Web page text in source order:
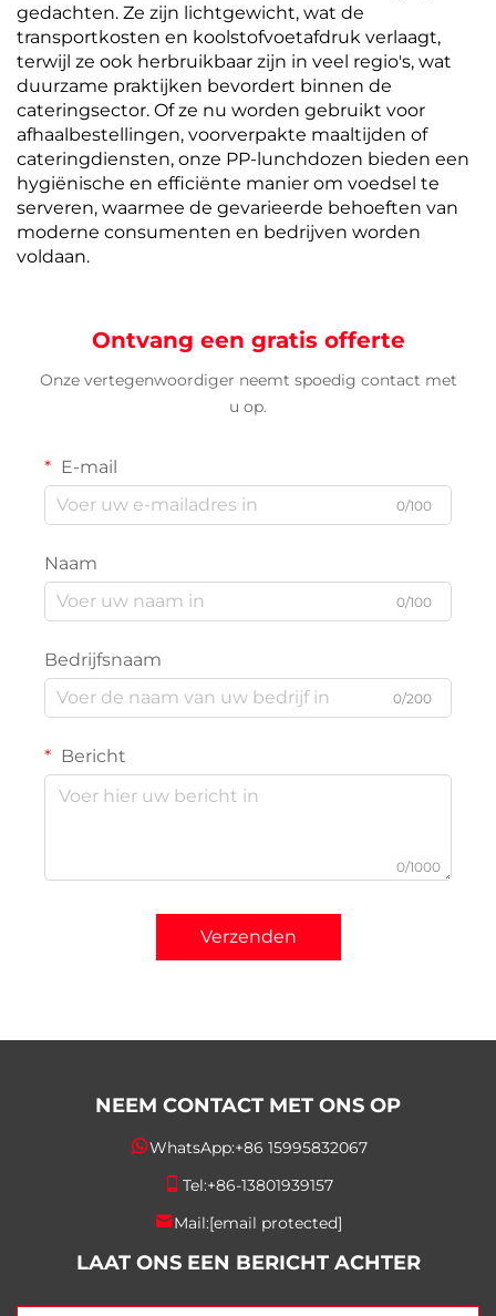
gedachten. Ze zijn lichtgewicht, wat de
transportkosten en koolstofvoetafdruk verlaagt,
terwijl ze ook herbruikbaar zijn in veel regio's, wat
duurzame praktijken bevordert binnen de
cateringsector. Of ze nu worden gebruikt voor
afhaalbestellingen, voorverpakte maaltijden of
cateringdiensten, onze PP-lunchdozen bieden een
hygiënische en efficiënte manier om voedsel te
serveren, waarmee de gevarieerde behoeften van
moderne consumenten en bedrijven worden
voldaan.
Ontvang een gratis offerte
Onze vertegenwoordiger neemt spoedig contact met
u op.
E-mail
0/100
Naam
0/100
Bedrijfsnaam
0/200
Bericht
0/1000
Verzenden
NEEM CONTACT MET ONS OP
WhatsApp:+86 15995832067
Tel:+86-13801939157
Mail:[email protected]
LAAT ONS EEN BERICHT ACHTER